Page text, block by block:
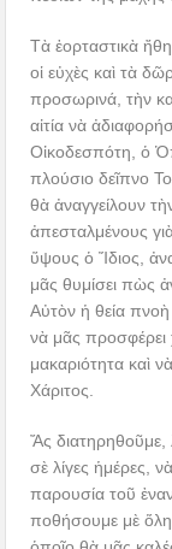
Τὰ ἑορταστικὰ ἤθη
οἱ εὐχὲς καὶ τὰ
προσωρινά, τὴν
αἰτία νὰ
Οἰκοδεσπότη, ὁ
πλούσιο δεῖπνο
θὰ ἀναγγείλουν
ἀπεσταλμένους
ὕψους ὁ Ἴδιος,
μᾶς θυμίσει πὼς
Αὐτὸν ἡ θεία
νὰ μᾶς
μακαριότητα καὶ
Χάριτος.
Ἄς διατηρηθοῦμε,
σὲ λίγες ἡμέρες,
παρουσία τοῦ
ποθήσουμε μὲ